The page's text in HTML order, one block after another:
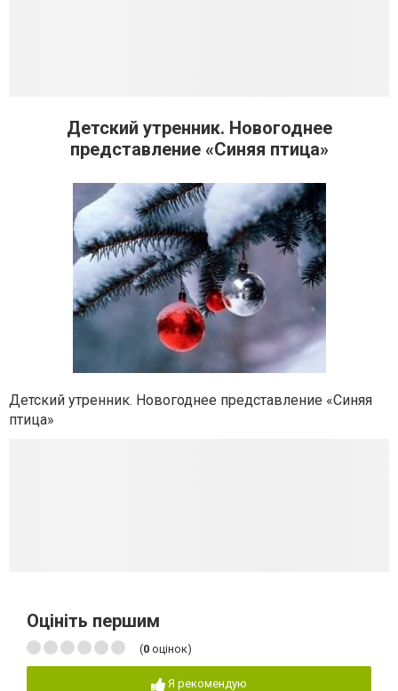
Детский утренник. Новогоднее
представление «Синяя птица»
Детский утренник. Новогоднее представление «Синяя
птица»
Оцініть першим
(0 оцінок)
Я рекомендую